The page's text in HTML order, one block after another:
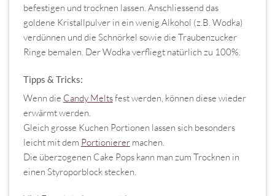
befestigen und trocknen lassen. Anschliessend das
goldene Kristallpulver in ein wenig Alkohol (z.B. Wodka)
verdünnen und die Schnörkel sowie die Traubenzucker
Ringe bemalen. Der Wodka verfliegt natürlich zu 100%.
Tipps & Tricks:
Wenn die Candy Meltsfest werden, können diese wieder
erwärmt werden.
Gleich grosse Kuchen Portionen lassen sich besonders
leicht mit dem Portionierermachen.
Die überzogenen Cake Pops kann man zum Trocknen in
einen Styroporblock stecken.